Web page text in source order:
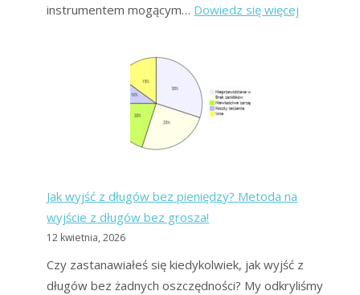
instrumentem mogącym… Dowiedz się więcej
Jak wyjść z długów bez pieniędzy? Metoda na
wyjście z długów bez grosza!
12 kwietnia, 2026
Czy zastanawiałeś się kiedykolwiek, jak wyjść z
długów bez żadnych oszczędności? My odkryliśmy